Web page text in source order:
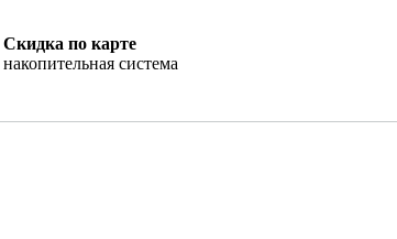
Скидка по карте
накопительная система